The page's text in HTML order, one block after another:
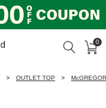
検索 カ
0
OUTLET TOP